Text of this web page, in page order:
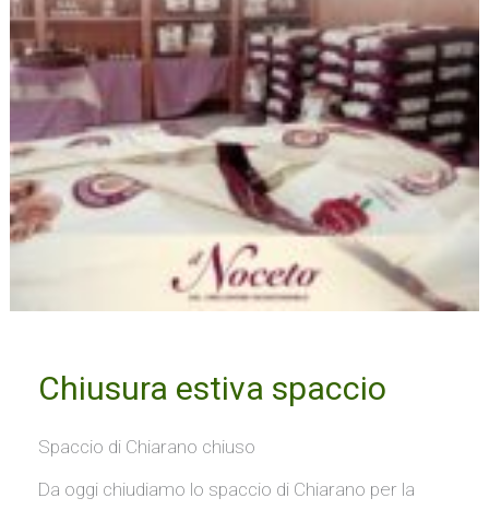
Chiusura estiva spaccio
Spaccio di Chiarano chiuso
Da oggi chiudiamo lo spaccio di Chiarano per la